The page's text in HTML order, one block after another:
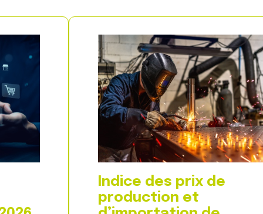
Indice des prix de
production et